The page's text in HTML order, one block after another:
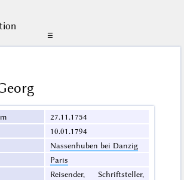
☰
27.11.1754
10.01.1794
Nassenhuben bei Danzig
Paris
Reisender, Schriftsteller,